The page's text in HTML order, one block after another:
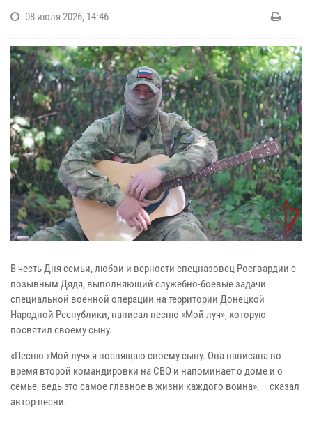
08 июля 2026, 14:46
В честь Дня семьи, любви и верности спецназовец Росгвардии с
позывным Дядя, выполняющий служебно-боевые задачи
специальной военной операции на территории Донецкой
Народной Республики, написал песню «Мой луч», которую
посвятил своему сыну.
«Песню «Мой луч» я посвящаю своему сыну. Она написана во
время второй командировки на СВО и напоминает о доме и о
семье, ведь это самое главное в жизни каждого воина», – сказал
автор песни.